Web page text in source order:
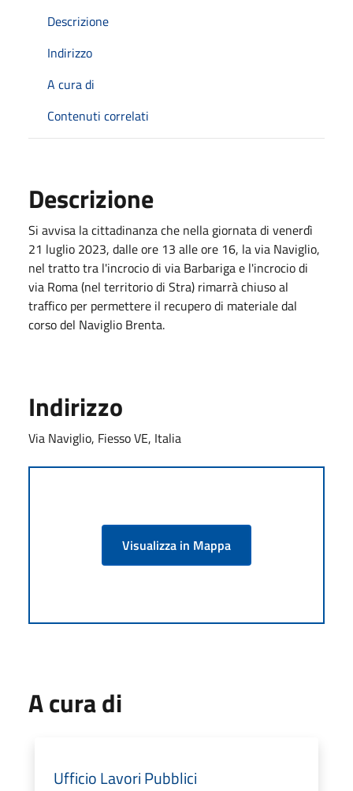
Descrizione
Indirizzo
A cura di
Contenuti correlati
Descrizione
Si avvisa la cittadinanza che nella giornata di venerdì
21 luglio 2023, dalle ore 13 alle ore 16, la via Naviglio,
nel tratto tra l'incrocio di via Barbariga e l'incrocio di
via Roma (nel territorio di Stra) rimarrà chiuso al
traffico per permettere il recupero di materiale dal
corso del Naviglio Brenta.
Indirizzo
Via Naviglio, Fiesso VE, Italia
Visualizza in Mappa
A cura di
Ufficio Lavori Pubblici